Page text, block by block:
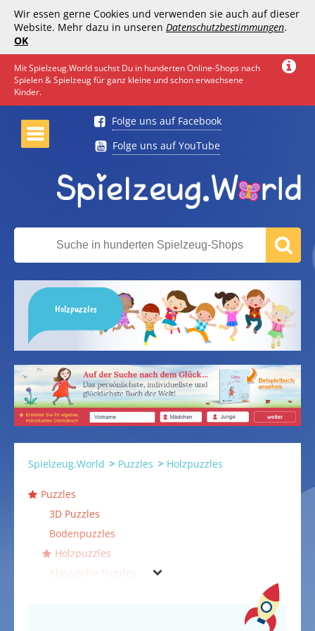
Wir essen gerne Cookies und verwenden sie auch auf dieser
Website. Mehr dazu in unseren Datenschutzbestimmungen.
OK
Mit Spielzeug.World suchst Du in hunderten Online-Shops nach
Spielen & Spielzeug für ganz kleine und schon erwachsene
Kinder.
Folge uns auf Facebook
Folge uns auf YouTube
Holzpuzzles
Spielzeug.World Puzzles Holzpuzzles
Puzzles
3D Puzzles
Bodenpuzzles
Holzpuzzles
Klassische Puzzles